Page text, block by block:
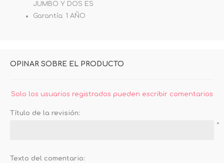
JUMBO Y DOS ES
Garantía: 1 AÑO
OPINAR SOBRE EL PRODUCTO
Solo los usuarios registrados pueden escribir comentarios
Título de la revisión:
*
Texto del comentario: